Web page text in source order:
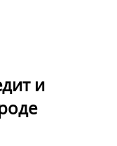
и